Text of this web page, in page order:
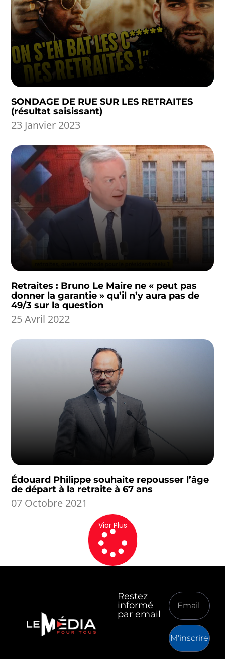
SONDAGE DE RUE SUR LES RETRAITES
(résultat saisissant)
23 Janvier 2023
Retraites : Bruno Le Maire ne « peut pas
donner la garantie » qu’il n’y aura pas de
49/3 sur la question
25 Avril 2022
Édouard Philippe souhaite repousser l’âge
de départ à la retraite à 67 ans
07 Octobre 2021
Vior Plus
Restez
informé
par email
M'inscrire